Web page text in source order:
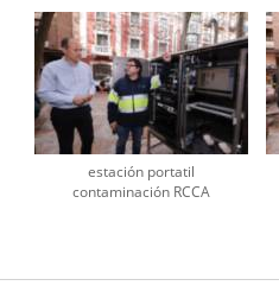
estación portatil
contaminación RCCA